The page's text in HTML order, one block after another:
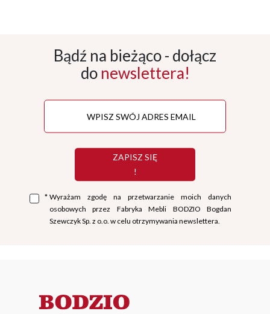
Bądź na bieżąco - dołącz
do newslettera!
ZAPISZ SIĘ
!
* Wyrażam zgodę na przetwarzanie moich danych
osobowych przez Fabryka Mebli BODZIO Bogdan
Szewczyk Sp. z o.o. w celu otrzymywania newslettera.